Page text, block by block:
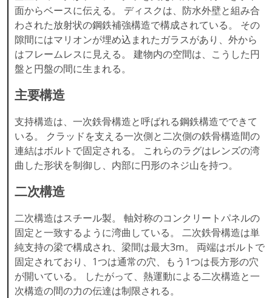
面からベースに伝える。 ディスクは、防水外壁と組み合
わされた放射状の鋼鉄補強構造で構成されている。 その
隙間にはマリオンが埋め込まれたガラスがあり、外から
はフレームレスに見える。 建物内の空間は、こうした円
盤と円盤の間に生まれる。
主要構造
支持構造は、一次鉄骨構造と呼ばれる鋼鉄構造でできて
いる。 クラッドを支える一次側と二次側の鉄骨構造間の
連結はボルトで固定される。 これらのラグはレンズの湾
曲した形状を制御し、内部に円形のネジ山を持つ。
二次構造
二次構造はスチール製。 軸対称のコンクリートパネルの
固定と一致するように湾曲している。 二次鉄骨構造は単
純支持の梁で構成され、梁間は最大3m。 両端はボルトで
固定されており、1つは通常の穴、もう1つは長方形の穴
が開いている。 したがって、熱運動による二次構造と一
次構造の間の力の伝達は制限される。